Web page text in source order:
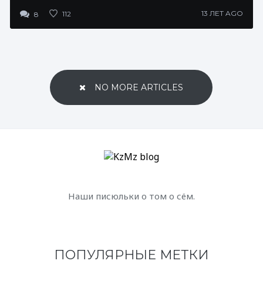
8 112 13 ЛЕТ AGO
NO MORE ARTICLES
Наши писюльки о том о сём.
ПОПУЛЯРНЫЕ МЕТКИ